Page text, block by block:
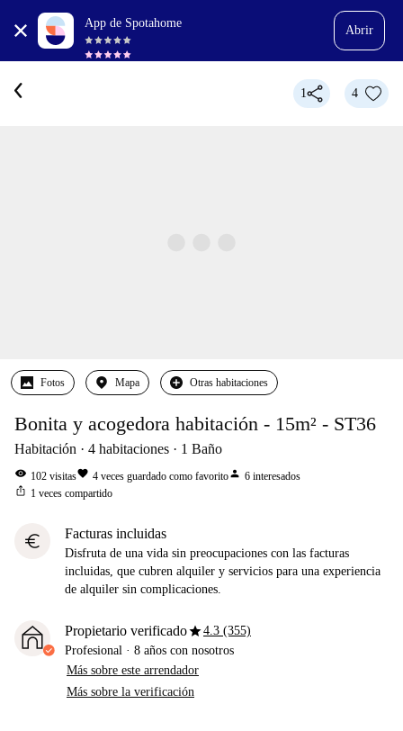
App de Spotahome
Abrir
1 4
Fotos Mapa Otras habitaciones
Bonita y acogedora habitación - 15m² - ST36
Habitación 4 habitaciones 1 Baño
visibility 102 visitasfavorite 4 veces guardado como favoritoperson 6 interesados
ios_share 1 veces compartido
euro Facturas incluidas
Disfruta de una vida sin preocupaciones con las facturas
incluidas, que cubren alquiler y servicios para una experiencia
de alquiler sin complicaciones.
Propietario verificadostar4.3 (355)
Profesional · 8 años con nosotros
Más sobre este arrendador
Más sobre la verificación